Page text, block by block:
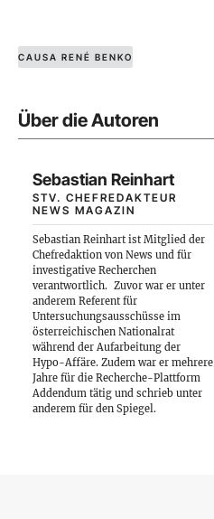
CAUSA RENÉ BENKO
Über die Autoren
Sebastian Reinhart
STV. CHEFREDAKTEUR
NEWS MAGAZIN
Sebastian Reinhart ist Mitglied der
Chefredaktion von News und für
investigative Recherchen
verantwortlich. Zuvor war er unter
anderem Referent für
Untersuchungsausschüsse im
österreichischen Nationalrat
während der Aufarbeitung der
Hypo-Affäre. Zudem war er mehrere
Jahre für die Recherche-Plattform
Addendum tätig und schrieb unter
anderem für den Spiegel.